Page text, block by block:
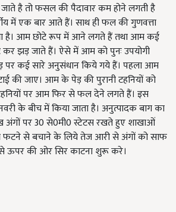
है तो फसल की पैदावार कम होने लगती है
में एक बार आते हैं। साथ ही फल की गुणवत्ता
है। आम छोटे रूप में आने लगते हैं तथा आम कई
झड़ जाते हैं। ऐसे में आम को पुनः उपयोगी
कई सारे अनुसंधान किये गये हैं। पहला आम
की जाए। आम के पेड़ की पुरानी टहनियों को
पर आम फिर से फल देने लगते हैं। इस
के बीच में किया जाता है। अनुत्पादक बाग का
अंगों पर 30 से0मी0 स्टेटस रखते हुए शाखाओं
फटने से बचाने के लिये तेज आरी से अंगों को साफ
ऊपर की ओर सिर काटना शुरू करे।